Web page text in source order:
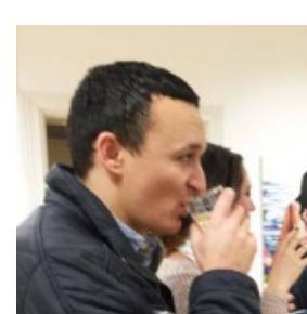
HITTA OSS
Göteborgs konstskola
Första Långgatan 10,
413 03 Göteborg, Sweden
KONTAKTA OSS
Telefon:+46 31 14 80 61
info@gbgkonstskola.se